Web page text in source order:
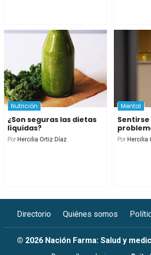
Nutrición
¿Son seguras las dietas
líquidas?
Por Hercilia Ortiz Díaz
Mental
Por Hercilia
Directorio Quiénes somos
© 2026 Nación Farma: Salud y